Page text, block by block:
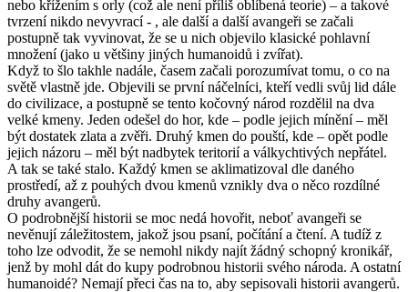
nebo křížením s orly (což ale není příliš oblíbená teorie) – a takové
tvrzení nikdo nevyvrací - , ale další a další avangeři se začali
postupně tak vyvinovat, že se u nich objevilo klasické pohlavní
množení (jako u většiny jiných humanoidů i zvířat).
Když to šlo takhle nadále, časem začali porozumívat tomu, o co na
světě vlastně jde. Objevili se první náčelníci, kteří vedli svůj lid dále
do civilizace, a postupně se tento kočovný národ rozdělil na dva
velké kmeny. Jeden odešel do hor, kde – podle jejich mínění – měl
být dostatek zlata a zvěři. Druhý kmen do pouští, kde – opět podle
jejich názoru – měl být nadbytek teritorií a válkychtivých nepřátel.
A tak se také stalo. Každý kmen se aklimatizoval dle daného
prostředí, až z pouhých dvou kmenů vznikly dva o něco rozdílné
druhy avangerů.
O podrobnější historii se moc nedá hovořit, neboť avangeři se
nevěnují záležitostem, jakož jsou psaní, počítání a čtení. A tudíž z
toho lze odvodit, že se nemohl nikdy najít žádný schopný kronikář,
jenž by mohl dát do kupy podrobnou historii svého národa. A ostatní
humanoidé? Nemají přeci čas na to, aby sepisovali historii avangerů.